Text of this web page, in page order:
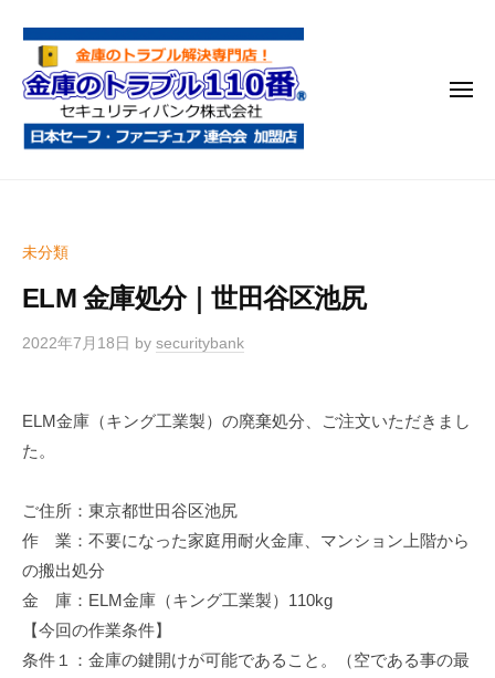
の
ラ
ブ
1
0
開
け
処
移
動
修
理
等
の
専
メ
未分類
ELM 金庫処分｜世田谷区池尻
2022年7月18日 by securitybank
ELM金庫（キング工業製）の廃棄処分、ご注文いただきまし
た。
ご住所：東京都世田谷区池尻
作 業：不要になった家庭用耐火金庫、マンション上階から
の搬出処分
金 庫：ELM金庫（キング工業製）110kg
【今回の作業条件】
条件１：金庫の鍵開けが可能であること。（空である事の最
庫
の
ト
ラ
ブ
番